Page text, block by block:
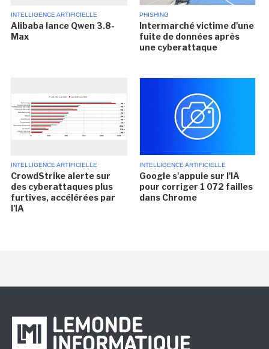
INTELLIGENCE ARTIFICIELLE
Alibaba lance Qwen 3.8-
Max
PHISHING
Intermarché victime d'une
fuite de données après
une cyberattaque
INTELLIGENCE ARTIFICIELLE
CrowdStrike alerte sur
des cyberattaques plus
furtives, accélérées par
l'IA
INTELLIGENCE ARTIFICIELLE
Google s'appuie sur l'IA
pour corriger 1 072 failles
dans Chrome